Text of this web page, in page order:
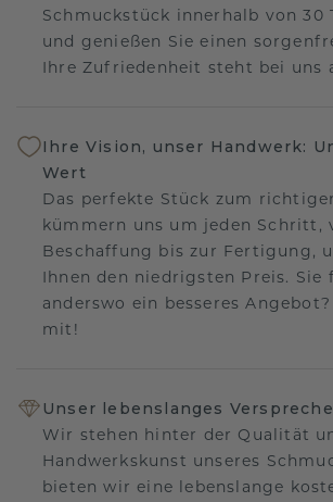
Schmuckstück innerhalb von 30
und genießen Sie einen
Ihre Zufriedenheit steht bei uns
Ihre Vision, unser Handwerk:
Wert
Das perfekte Stück zum
kümmern uns um jeden Schritt,
Beschaffung bis zur Fertigung,
Ihnen den niedrigsten Preis. Sie
anderswo ein besseres
mit!
Unser lebenslanges
Wir stehen hinter der Qualität
Handwerkskunst unseres
bieten wir eine lebenslange